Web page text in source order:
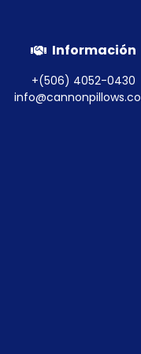
Información
+(506) 4052-0430